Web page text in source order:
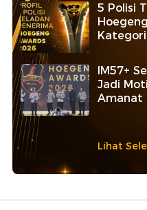
5 Polisi
IM57+
Jadi
Amanat
Lihat